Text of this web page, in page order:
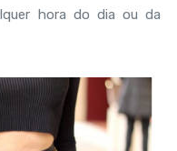
hora do dia ou da